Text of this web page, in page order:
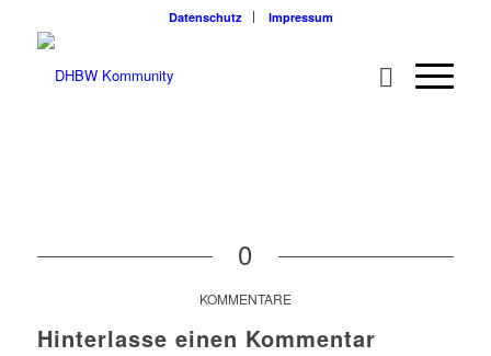
Datenschutz Impressum
0
KOMMENTARE
Hinterlasse einen Kommentar